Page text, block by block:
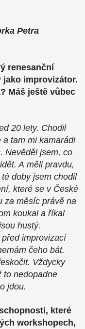
Petra
renesanční
jako improvizátor.
Máš ještě vůbec
20 lety. Chodil
tam mi kamarádi
Nevěděl jsem, co
A měli pravdu,
doby jsem chodil
které se v České
za měsíc právě na
koukal a říkal
hustý.
improvizací
čeho bát.
Vždycky
to nedopadne
jdou.
které
workshopech,